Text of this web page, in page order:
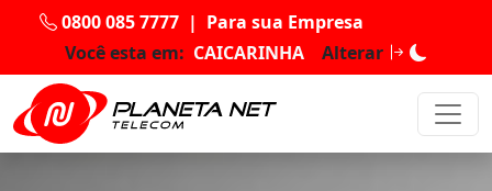
0800 085 7777 | Para sua Empresa
Você esta em: CAICARINHA Alterar